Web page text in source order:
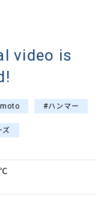
video is
#ハンマー
ズ
℃